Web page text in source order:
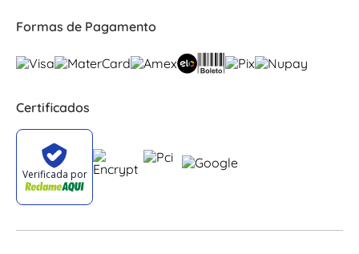
Formas de Pagamento
Certificados